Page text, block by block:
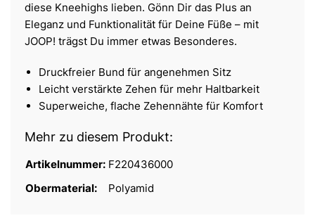
diese Kneehighs lieben. Gönn Dir das Plus an
Eleganz und Funktionalität für Deine Füße – mit
JOOP! trägst Du immer etwas Besonderes.
Druckfreier Bund für angenehmen Sitz
Leicht verstärkte Zehen für mehr Haltbarkeit
Superweiche, flache Zehennähte für Komfort
Mehr zu diesem Produkt:
Artikelnummer: F220436000
Obermaterial:
Polyamid